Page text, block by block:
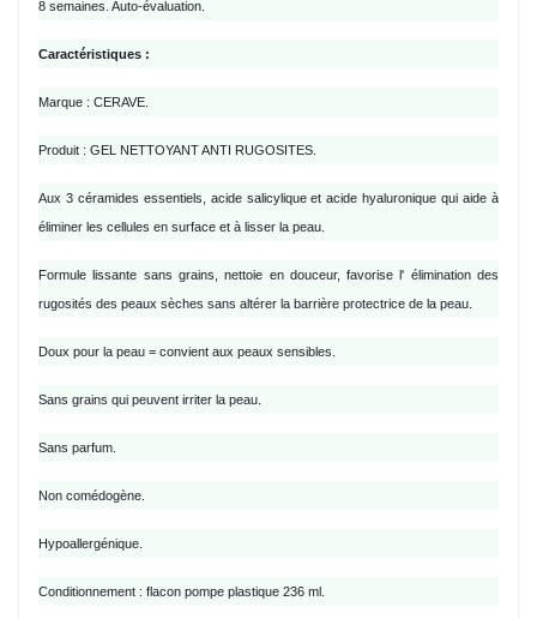
8 semaines. Auto-évaluation.
Caractéristiques :
Marque : CERAVE.
Produit : GEL NETTOYANT ANTI RUGOSITES.
Aux 3 céramides essentiels, acide salicylique et acide hyaluronique qui aide à
éliminer les cellules en surface et à lisser la peau.
Formule lissante sans grains, nettoie en douceur, favorise l' élimination des
rugosités des peaux sèches sans altérer la barrière protectrice de la peau.
Doux pour la peau = convient aux peaux sensibles.
Sans grains qui peuvent irriter la peau.
Sans parfum.
Non comédogène.
Hypoallergénique.
Conditionnement : flacon pompe plastique 236 ml.